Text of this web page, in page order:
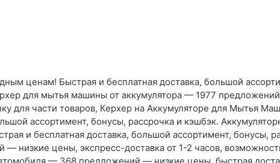
ценам! Быстрая и бесплатная доставка, большой
для мытья машины от аккумулятора — 1977
для части товаров, Керхер на Аккумуляторе для Мытья
ассортимент, бонусы, рассрочка и кэшбэк.
и бесплатная доставка, большой ассортимент, бонусы,
цены, экспресс-доставка от 1-2 часов,